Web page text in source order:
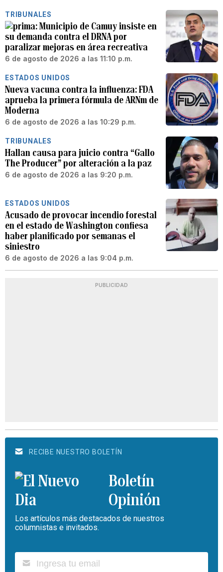
TRIBUNALES
Municipio de Camuy insiste en
su demanda contra el DRNA por
paralizar mejoras en área recreativa
6 de agosto de 2026 a las 11:10 p.m.
ESTADOS UNIDOS
Nueva vacuna contra la influenza: FDA
aprueba la primera fórmula de ARNm de
Moderna
6 de agosto de 2026 a las 10:29 p.m.
TRIBUNALES
Hallan causa para juicio contra “Gallo
The Producer” por alteración a la paz
6 de agosto de 2026 a las 9:20 p.m.
ESTADOS UNIDOS
Acusado de provocar incendio forestal
en el estado de Washington confiesa
haber planificado por semanas el
siniestro
6 de agosto de 2026 a las 9:04 p.m.
PUBLICIDAD
RECIBE NUESTRO BOLETÍN
Boletín
Opinión
Los artículos más destacados de nuestros
columnistas e invitados.